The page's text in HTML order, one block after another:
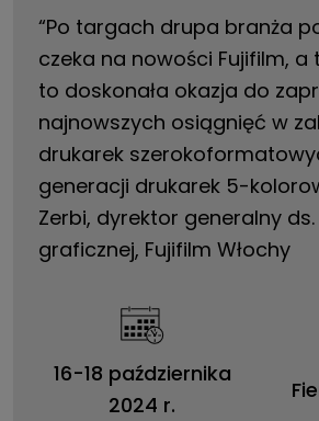
“Po targach drupa branża
czeka na nowości Fujifilm, a
to doskonała okazja do
najnowszych osiągnięć w
drukarek
generacji drukarek 5-
Zerbi, dyrektor generalny
graficznej, Fujifilm Włochy
16-18 października
2024 r.